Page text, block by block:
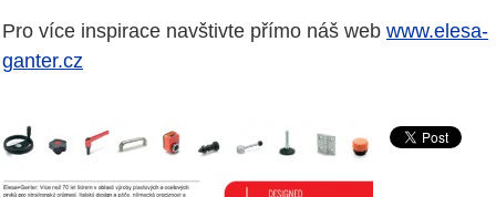
Pro více inspirace navštivte přímo náš web www.elesa-
ganter.cz